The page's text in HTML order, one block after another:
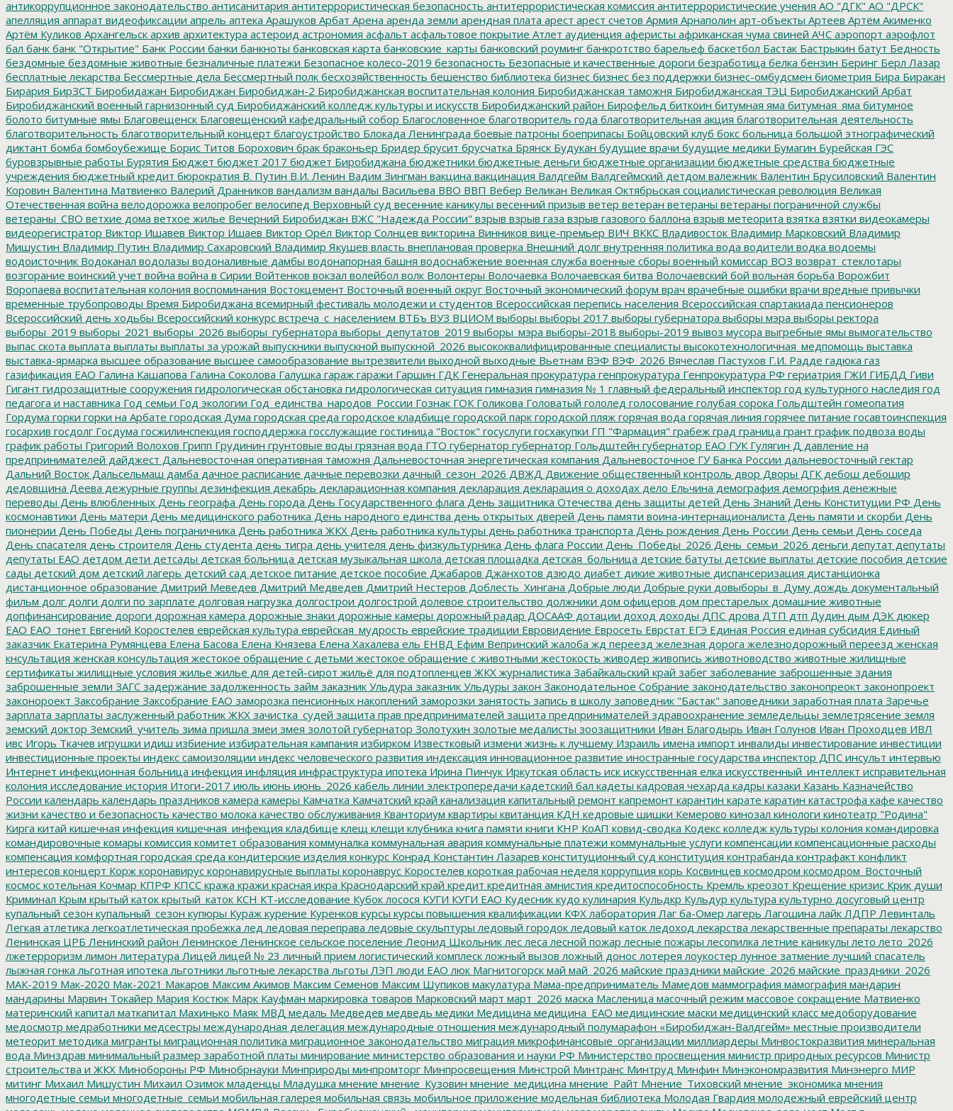
антикоррупционное законодательство антисанитария антитеррористическая безопасность антитеррористическая комиссия антитеррористические учения АО "ДГК" АО "ДРСК"
апелляция аппарат видеофиксации апрель аптека Арашуков Арбат Арена аренда земли арендная плата арест арест счетов Армия Арнаполин арт-объекты Артеев Артём Акименко
Артём Куликов Архангельск архив архитектура астероид астрономия асфальт асфальтовое покрытие Атлет аудиенция аферисты африканская чума свиней АЧС аэропорт аэрофлот
бал банк банк "Открытие" Банк России банки банкноты банковская карта банковские_карты банковский роуминг банкротство барельеф баскетбол Бастак Бастрыкин батут Бедность
бездомные бездомные животные безналичные платежи Безопасное колесо-2019 безопасность Безопасные и качественные дороги безработица белка бензин Беринг Берл Лазар
бесплатные лекарства Бессмертные дела Бессмертный полк бесхозяйственность бешенство библиотека бизнес бизнес без поддержки бизнес-омбудсмен биометрия Бира Биракан
Бирария БирЗСТ Биробидажан Биробиджан Биробиджан-2 Биробиджанская воспитательная колония Биробиджанская таможня Биробиджанская ТЭЦ Биробиджанский Арбат
Биробиджанский военный гарнизонный суд Биробиджанский колледж культуры и искусств Биробиджанский район Бирофельд биткоин битумная яма битумная_яма битумное
болото битумные ямы Благовещенск Благовещенский кафедральный собор Благословенное благотворитель года благотворительная акция благотворительная деятельность
благотворительность благотворительный концерт благоустройство Блокада Ленинграда боевые патроны боеприпасы Бойцовский клуб бокс больница большой этнографический
диктант бомба бомбоубежище Борис Титов Борохович брак браконьер Бридер брусит брусчатка Брянск Будукан будущие врачи будущие медики Бумагин Бурейская ГЭС
буровзрывные работы Бурятия Бюджет бюджет 2017 бюджет Биробиджана бюджетники бюджетные деньги бюджетные организации бюджетные средства бюджетные
учреждения бюджетный кредит бюрократия В. Путин В.И. Ленин Вадим Зингман вакцина вакцинация Валдгейм Валдгеймский детдом валежник Валентин Брусиловский Валентин
Коровин Валентина Матвиенко Валерий Дранников вандализм вандалы Васильева ВВО ВВП Вебер Великан Великая Октябрьская социалистическая революция Великая
Отечественная война велодорожка велопробег велосипед Верховный суд весенние каникулы весенний призыв ветер ветеран ветераны ветераны пограничной службы
ветераны_СВО ветхие дома ветхое жилье Вечерний Биробиджан ВЖС "Надежда России" взрыв взрыв газа взрыв газового баллона взрыв метеорита взятка взятки видеокамеры
видеорегистратор Виктор Ишавев Виктор Ишаев Виктор Орёл Виктор Солнцев викторина Винников вице-премьер ВИЧ ВККС Владивосток Владимир Марковский Владимир
Мишустин Владимир Путин Владимир Сахаровский Владимир Якушев власть внеплановая проверка Внешний долг внутренняя политика вода водители водка водоемы
водоисточник Водоканал водолазы водоналивные дамбы водонапорная башня водоснабжение военная служба военные сборы военный комиссар ВОЗ возврат_стеклотары
возгорание воинский учет война война в Сирии Войтенков вокзал волейбол волк Волонтеры Волочаевка Волочаевская битва Волочаевский бой вольная борьба Ворожбит
Воропаева воспитательная колония воспоминания Востокцемент Восточный военный округ Восточный экономический форум врач врачебные ошибки врачи вредные привычки
временные трубопроводы Время Биробиджана всемирный фестиваль молодежи и студентов Всероссийская перепись населения Всероссийская спартакиада пенсионеров
Всероссийский день ходьбы Всероссийский конкурс встреча_с_населением ВТБъ ВУЗ ВЦИОМ выборы выборы 2017 выборы губернатора выборы мэра выборы ректора
выборы_2019 выборы_2021 выборы_2026 выборы_губернатора выборы_депутатов_2019 выборы_мэра выборы-2018 выборы-2019 вывоз мусора выгребные ямы вымогательство
выпас скота выплата выплаты выплаты за урожай выпускники выпускной выпускной_2026 высококвалифицированные специалисты высокотехнологичная_медпомощь выставка
выставка-ярмарка высшее образование высшее самообразование вытрезвители выходной выходные Вьетнам ВЭФ ВЭФ_2026 Вячеслав Пастухов Г.И. Радде гадюка газ
газификация ЕАО Галина Кашапова Галина Соколова Галушка гараж гаражи Гаршин ГДК Генеральная прокуратура генпрокуратура Генпрокуратура РФ гериатрия ГЖИ ГИБДД Гиви
Гигант гидрозащитные сооружения гидрологическая обстановка гидрологическая ситуация гимназия гимназия № 1 главный федеральный инспектор год культурного наследия год
педагога и наставника Год семьи Год экологии Год_единства_народов_России Гознак ГОК Голикова Головатый гололед голосование голубая сорока Гольдштейн гомеопатия
Гордума горки горки на Арбате городская Дума городская среда городское кладбище городской парк городской пляж горячая вода горячая линия горячее питание госавтоинспекция
госархив госдолг Госдума госжилинспекция господдержка госслужащие гостиница "Восток" госуслуги госхакупки ГП "Фармация" грабеж град граница грант график подвоза воды
график работы Григорий Волохов Грипп Грудинин грунтовые воды грязная вода ГТО губернатор губернатор Гольдштейн губернатор ЕАО ГУК Гулягин Д давление на
предпринимателей дайджест Дальневосточная оперативная таможня Дальневосточная энергетическая компания Дальневосточное ГУ Банка России дальневосточный гектар
Дальний Восток Дальсельмаш дамба дачное расписание дачные перевозки дачный_сезон_2026 ДВЖД Движение общественный контроль двор Дворы ДГК дебош дебошир
дедовщина Деева дежурные группы дезинфекция декабрь декларационная компания декларация декларация о доходах дело Ельчина демография демогрфия денежные
переводы День влюбленных День географа День города День Государственного флага День защитника Отечества день защиты детей День Знаний День Конституции РФ День
космонавтики День матери День медицинского работника День народного единства день открытых дверей День памяти воина-интернационалиста День памяти и скорби День
пионерии День Победы День пограничника День работника ЖКХ День работника культуры день работника транспорта День рождения День России День семьи День соседа
День спасателя день строителя День студента день тигра день учителя день физкультурника День флага России День_Победы_2026 День_семьи_2026 деньги депутат депутаты
депутаты ЕАО детдом дети детсады детская больница детская музыкальная школа детская площадка детская_больница детские батуты детские выплаты детские пособия детские
сады детский дом детский лагерь детский сад детское питание детское пособие Джабаров Джанхотов дзюдо диабет дикие животные диспансеризация дистанционка
дистанционное образование Дмитрий Меведев Дмитрий Медведев Дмитрий Нестеров Доблесть_Хингана Добрые люди Добрые руки довыборы_в_Думу дождь документальный
фильм долг долги долги по зарплате долговая нагрузка долгострои долгострой долевое строительство должники дом офицеров дом престарелых домашние животные
допфинансирование дороги дорожная камера дорожные знаки дорожные камеры дорожный радар ДОСААФ дотации доход доходы ДПС дрова ДТП дтп Дудин дым ДЭК дюкер
ЕАО ЕАО_тонет Евгений Коростелев еврейская культура еврейская_мудрость еврейские традиции Евровидение Евросеть Еврстат ЕГЭ Единая Россия единая субсидия Единый
заказчик Екатерина Румянцева Елена Басова Елена Князева Елена Хахалева ель ЕНВД Ефим Вепринский жалоба жд переезд железная дорога железнодорожный переезд женская
кнсультация женская консультация жестокое обращение с детьми жестокое обращение с животными жестокость живодер живопись животноводство животные жилищные
сертификаты жилищные условия жилье жилье для детей-сирот жильё для подтопленцев ЖКХ журналистика Забайкальский край забег заболевание заброшенные здания
заброшенные земли ЗАГС задержание задолженность займ заказник Ульдура заказник Ульдуры закон Законодательное Собрание законодательство законопреокт законопроект
законороект Заксобрание Заксобрание ЕАО заморозка пенсионных накоплений заморозки занятость запись в школу заповедник "Бастак" заповедники заработная плата Заречье
зарплата зарплаты заслуженный работник ЖКХ зачистка_судей защита прав предпринимателей защита предпринимателей здравоохранение земледельцы землетрясение земля
земский доктор Земский_учитель зима пришла змеи змея золотой губернатор Золотухин золотые медалисты зоозащитники Иван Благодырь Иван Голунов Иван Проходцев ИВЛ
ивс Игорь Ткачев игрушки идиш избиение избирательная кампания избирком Известковый измени жизнь к лучшему Израиль имена импорт инвалиды инвестирование инвестиции
инвестиционные проекты индекс самоизоляции индекс человеческого развития индексация инновационное развитие иностранные государства инспектор ДПС инсульт интервью
Интернет инфекционная больница инфекция инфляция инфраструктура ипотека Ирина Пинчук Иркутская область иск искусственная елка искусственный_интеллект исправительная
колония исследование история Итоги-2017 июль июнь июнь_2026 кабель линии электропередачи кадетский бал кадеты кадровая чехарда кадры казаки Казань Казначейство
России календарь календарь праздников камера камеры Камчатка Камчатский край канализация капитальный ремонт капремонт карантин карате каратин катастрофа кафе качество
жизни качество и безопасность качество молока качество обслуживания Кванториум квартиры квитанция КДН кедровые шишки Кемерово кинозал кинологи кинотеатр "Родина"
Кирга китай кишечная инфекция кишечная_инфекция кладбище клещ клещи клубника книга памяти книги КНР КоАП ковид-сводка Кодекс колледж культуры колония командировка
командировочные комары комиссия комитет образования коммуналка коммунальная авария коммунальные платежи коммунальные услуги компенсации компенсационные расходы
компенсация комфортная городская среда кондитерские изделия конкурс Конрад Константин Лазарев конституционный суд конституция контрабанда контрафакт конфликт
интересов концерт Корж коронавирус коронавирусные выплаты коронаврус Коростелев короткая рабочая неделя коррупция корь Косвинцев космодром космодром_Восточный
космос котельная Кочмар КПРФ КПСС кража кражи красная икра Краснодарский край кредит кредитная амнистия кредитоспособность Кремль креозот Крещение кризис Крик души
Криминал Крым крытый каток крытый_каток КСН КТ-исследование Кубок лосося КУГИ КУГИ ЕАО Кудесник кудо кулинария Кульдкр Кульдур культура культурно досуговый центр
купальный сезон купальный_сезон купюры Кураж курение Куренков курсы курсы повышения квалификации КФХ лаборатория Лаг ба-Омер лагерь Лагошина лайк ЛДПР Левинталь
Легкая атлетика легкоатлетическая пробежка лед ледовая переправа ледовые скульптуры ледовый городок ледовый каток ледоход лекарства лекарственные препараты лекарство
Ленинская ЦРБ Ленинский район Ленинское Ленинское сельское поселение Леонид Школьник лес леса лесной пожар лесные пожары лесопилка летние каникулы лето лето_2026
лжетерроризм лимон литература Лицей лицей № 23 личный прием логистический комплеск ложный вызов ложный донос лотерея лоукостер лунное затмение лучший спасатель
лыжная гонка льготная ипотека льготники льготные лекарства льготы ЛЭП люди ЕАО люк Магнитогорск май май_2026 майские праздники майские_2026 майские_праздники_2026
МАК-2019 Мак-2020 Мак-2021 Макаров Максим Акимов Максим Семенов Максим Шупиков макулатура Мама-предприниматель Мамедов маммография мамография мандарин
мандарины Марвин Токайер Мария Костюк Марк Кауфман маркировка товаров Марковский март март_2026 маска Масленица масочный режим массовое сокращение Матвиенко
материнский капитал маткапитал Махинько Маяк МВД медаль Медведев медведь медики Медицина медицина_ЕАО медицинские маски медицинский класс медоборудование
медосмотр медработники медсестры международная делегация международные отношения международный полумарафон «Биробиджан-Валдгейм» местные производители
метеорит методика мигранты миграционная политика миграционное законодательство миграция микрофинансовые_организации миллиардеры Минвостокразвития минеральная
вода Минздрав минимальный размер заработной платы минирование министерство образования и науки РФ Министерство просвещения министр природных ресурсов Министр
строительства и ЖКХ Минобороны РФ Минобрнауки Минприроды минпромторг Минпросвещения Минстрой Минтранс Минтруд Минфин Минэкономразвития Минэнерго МИР
митинг Михаил Мишустин Михаил Озимок младенцы Младушка мнение мнение_Кузовин мнение_медицина мнение_Райт Мнение_Тиховский мнение_экономика мнения
многодетные семьи многодетные_семьи мобильная галерея мобильная связь мобильное приложение модельная библиотека Молодая Гвардия молодежный еврейский центр